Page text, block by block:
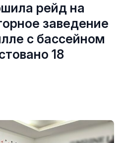
рейд на
заведение
с бассейном
18